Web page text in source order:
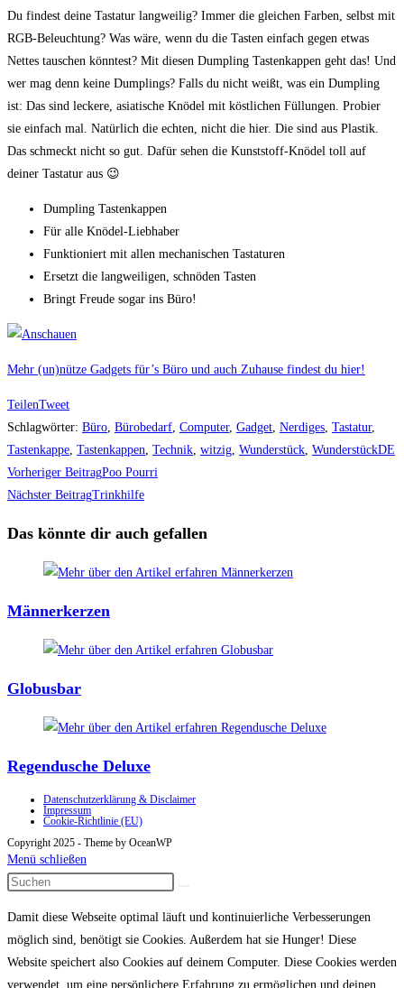
Du findest deine Tastatur langweilig? Immer die gleichen Farben, selbst mit
RGB-Beleuchtung? Was wäre, wenn du die Tasten einfach gegen etwas
Nettes tauschen könntest? Mit diesen Dumpling Tastenkappen geht das! Und
wer mag denn keine Dumplings? Falls du nicht weißt, was ein Dumpling
ist: Das sind leckere, asiatische Knödel mit köstlichen Füllungen. Probier
sie einfach mal. Natürlich die echten, nicht die hier. Die sind aus Plastik.
Das schmeckt nicht so gut. Dafür sehen die Kunststoff-Knödel toll auf
deiner Tastatur aus 😉
Dumpling Tastenkappen
Für alle Knödel-Liebhaber
Funktioniert mit allen mechanischen Tastaturen
Ersetzt die langweiligen, schnöden Tasten
Bringt Freude sogar ins Büro!
Mehr (un)nütze Gadgets für’s Büro und auch Zuhause findest du hier!
TeilenTweet
Schlagwörter: Büro, Bürobedarf, Computer, Gadget, Nerdiges, Tastatur,
Tastenkappe, Tastenkappen, Technik, witzig, Wunderstück, WunderstückDE
Weitere
Artikel
ansehen
Vorheriger BeitragPoo Pourri
Nächster BeitragTrinkhilfe
Das könnte dir auch gefallen
Männerkerzen
Globusbar
Regendusche Deluxe
Datenschutzerklärung & Disclaimer
Impressum
Cookie-Richtlinie (EU)
Copyright 2025 - Theme by OceanWP
Menü schließen
Damit diese Webseite optimal läuft und kontinuierliche Verbesserungen
möglich sind, benötigt sie Cookies. Außerdem hat sie Hunger! Diese
Website speichert also Cookies auf deinem Computer. Diese Cookies werden
verwendet, um eine persönlichere Erfahrung zu ermöglichen und deinen